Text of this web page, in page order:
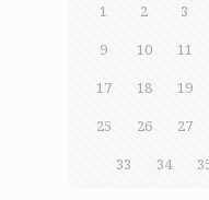
1 2 3
9
10 11
17
18 19
25
26 27
33
34